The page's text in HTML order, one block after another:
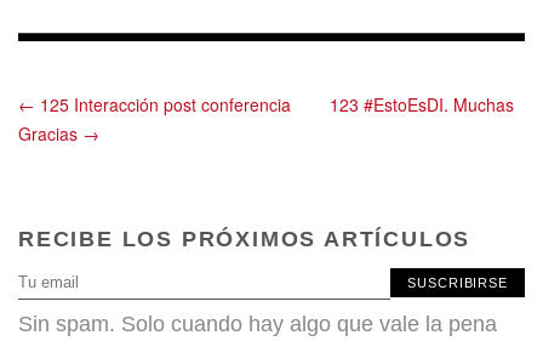
← 125 Interacción post conferencia
123 #EstoEsDI. Muchas
Gracias →
RECIBE LOS PRÓXIMOS ARTÍCULOS
SUSCRIBIRSE
Sin spam. Solo cuando hay algo que vale la pena